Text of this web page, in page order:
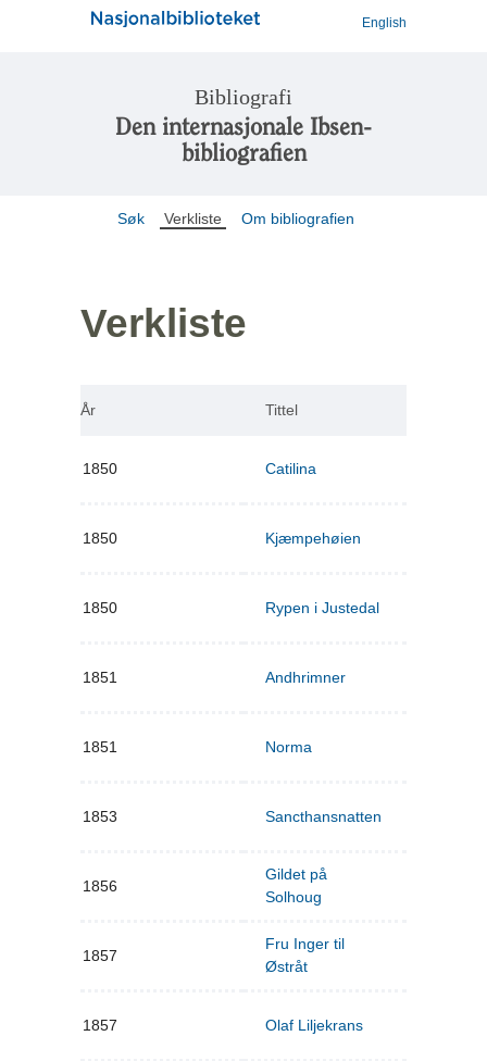
English
Bibliografi
Den internasjonale Ibsen-
bibliografien
Søk Verkliste Om bibliografien
Verkliste
År Tittel
1850 Catilina
1850 Kjæmpehøien
1850 Rypen i Justedal
1851 Andhrimner
1851 Norma
1853 Sancthansnatten
1856
Gildet på
Solhoug
1857
Fru Inger til
Østråt
1857 Olaf Liljekrans